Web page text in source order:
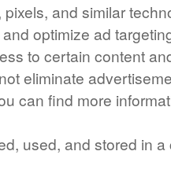
and similar
optimize ad
to certain content
eliminate
can find more
used, and stored in